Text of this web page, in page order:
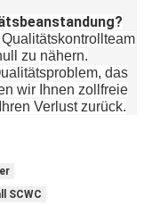
zu nähern.
das
wir Ihnen zollfreie
Verlust zurück.
SCWC